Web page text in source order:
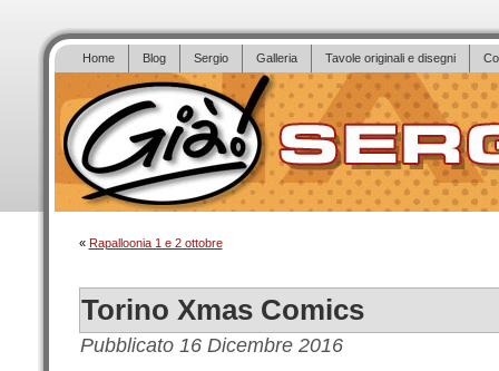
Home Blog Sergio Galleria Tavole originali e disegni
« Rapalloonia 1 e 2 ottobre
Torino Xmas Comics
Pubblicato 16 Dicembre 2016